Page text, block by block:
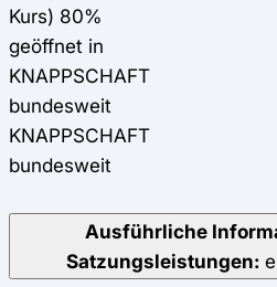
Kurs) 80%
geöffnet in
KNAPPSCHAFT
bundesweit
KNAPPSCHAFT
bundesweit
Ausführliche
Satzungsleistungen: